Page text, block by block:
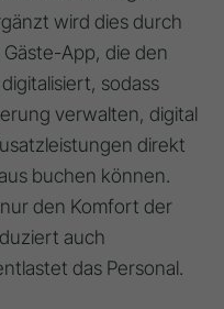
wird dies durch
App, die den
sodass
verwalten, digital
direkt
buchen können.
den Komfort der
auch
das Personal.